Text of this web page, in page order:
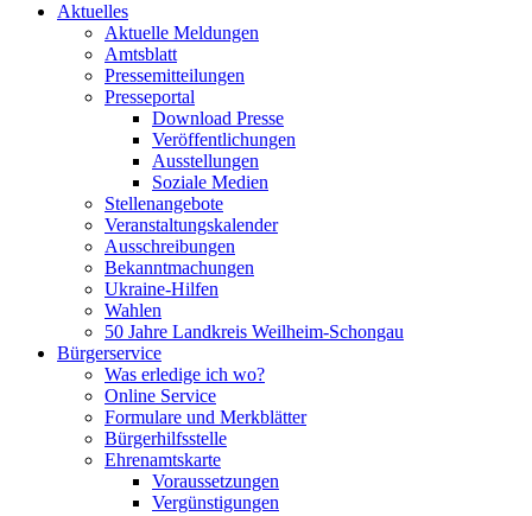
Aktuelles
Aktuelle Meldungen
Amtsblatt
Pressemitteilungen
Presseportal
Download Presse
Veröffentlichungen
Ausstellungen
Soziale Medien
Stellenangebote
Veranstaltungskalender
Ausschreibungen
Bekanntmachungen
Ukraine-Hilfen
Wahlen
50 Jahre Landkreis Weilheim-Schongau
Bürgerservice
Was erledige ich wo?
Online Service
Formulare und Merkblätter
Bürgerhilfsstelle
Ehrenamtskarte
Voraussetzungen
Vergünstigungen